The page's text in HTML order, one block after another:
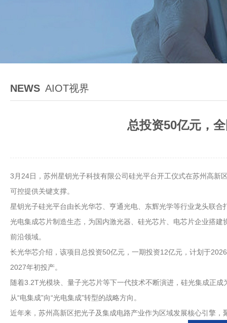
NEWS AIOT视界
总投资50亿元，
3月24日，苏州星钥光子科技有限公司硅光平台开工仪式在苏州高
可控提供关键支撑。
星钥光子硅光平台由长光华芯、亨通光电、东辉光学等行业龙头联
光电集成芯片制造生态，为国内激光器、硅光芯片、电芯片企业搭
前沿领域。
长光华芯介绍，该项目总投资50亿元，一期投资12亿元，计划于
2027年初投产。
随着3.2T光模块、量子光芯片等下一代技术不断演进，硅光集成正
从“电集成”向“光电集成”转型的战略方向。
近年来，苏州高新区把光子及集成电路产业作为区域发展核心引擎